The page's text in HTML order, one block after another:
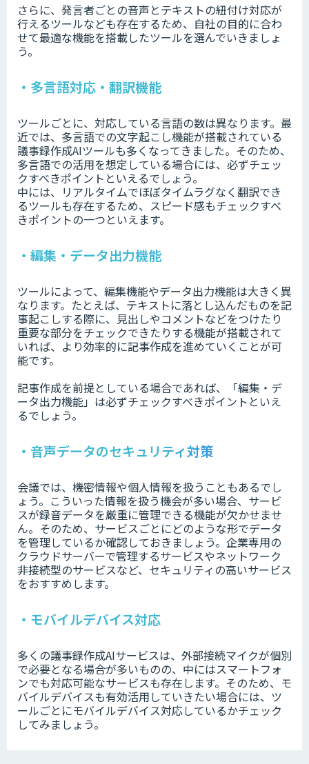
さらに、発言者ごとの音声とテキストの紐付け対応が
行えるツールなども存在するため、自社の目的に合わ
せて最適な機能を搭載したツールを選んでいきましょ
う。
・多言語対応・翻訳機能
ツールごとに、対応している言語の数は異なります。最
近では、多言語での文字起こし機能が搭載されている
議事録作成AIツールも多くなってきました。そのため、
多言語での活用を想定している場合には、必ずチェッ
クすべきポイントといえるでしょう。
中には、リアルタイムでほぼタイムラグなく翻訳でき
るツールも存在するため、スピード感もチェックすべ
きポイントの一つといえます。
・編集・データ出力機能
ツールによって、編集機能やデータ出力機能は大きく異
なります。たとえば、テキストに落とし込んだものを記
事起こしする際に、見出しやコメントなどをつけたり
重要な部分をチェックできたりする機能が搭載されて
いれば、より効率的に記事作成を進めていくことが可
能です。
記事作成を前提としている場合であれば、「編集・デ
ータ出力機能」は必ずチェックすべきポイントといえ
るでしょう。
・音声データのセキュリティ対策
会議では、機密情報や個人情報を扱うこともあるでし
ょう。こういった情報を扱う機会が多い場合、サービ
スが録音データを厳重に管理できる機能が欠かせませ
ん。そのため、サービスごとにどのような形でデータ
を管理しているか確認しておきましょう。企業専用の
クラウドサーバーで管理するサービスやネットワーク
非接続型のサービスなど、セキュリティの高いサービス
をおすすめします。
・モバイルデバイス対応
多くの議事録作成AIサービスは、外部接続マイクが個別
で必要となる場合が多いものの、中にはスマートフォ
ンでも対応可能なサービスも存在します。そのため、モ
バイルデバイスも有効活用していきたい場合には、ツ
ールごとにモバイルデバイス対応しているかチェック
してみましょう。